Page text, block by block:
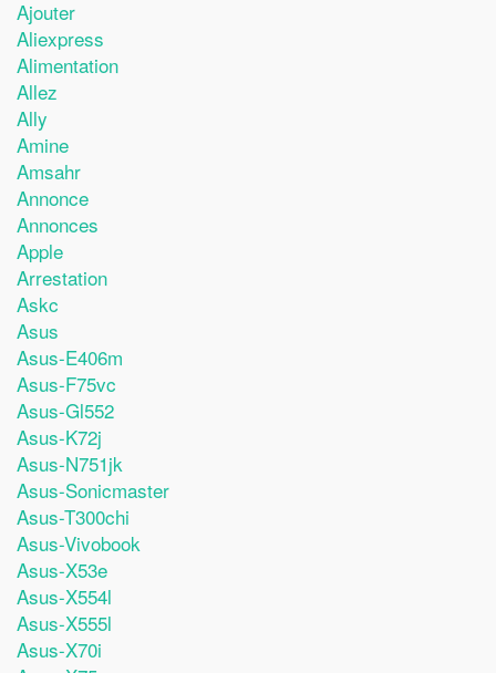
Ajouter
Aliexpress
Alimentation
Allez
Ally
Amine
Amsahr
Annonce
Annonces
Apple
Arrestation
Askc
Asus
Asus-E406m
Asus-F75vc
Asus-Gl552
Asus-K72j
Asus-N751jk
Asus-Sonicmaster
Asus-T300chi
Asus-Vivobook
Asus-X53e
Asus-X554l
Asus-X555l
Asus-X70i